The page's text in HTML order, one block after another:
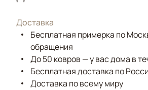
Доставка
Бесплатная примерка по
обращения
До 50 ковров — у вас дома в
Бесплатная доставка по
Доставка по всему миру